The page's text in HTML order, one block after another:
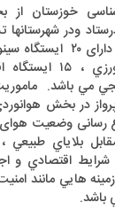
خوزستان از
ودر
در حال حاضر دارای
مي باشد.
در بخش
رسانی وضعیت
بلاياي
شرايط اقتصادي و
هايي مانند